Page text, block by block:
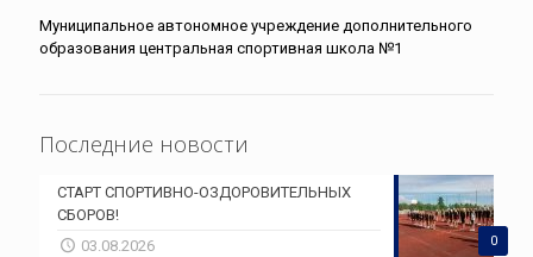
Муниципальное автономное учреждение дополнительного
образования центральная спортивная школа №1
Последние новости
0
СТАРТ СПОРТИВНО-ОЗДОРОВИТЕЛЬНЫХ
СБОРОВ!
03.08.2026